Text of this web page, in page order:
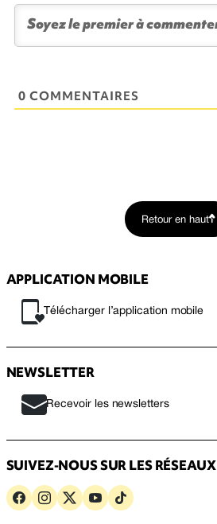
0 COMMENTAIRES
Retour en haut
APPLICATION MOBILE
Télécharger l’application mobile
NEWSLETTER
Recevoir les newsletters
SUIVEZ-NOUS SUR LES RÉSEAUX